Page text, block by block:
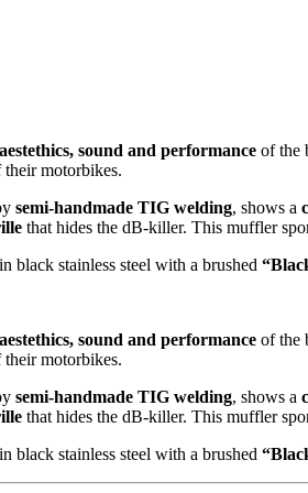
aestethics, sound and performance of the
motorbikes.
semi-handmade TIG welding, shows a
that hides the dB-killer. This muffler
black stainless steel with a brushed
aestethics, sound and performance of the
motorbikes.
semi-handmade TIG welding, shows a
that hides the dB-killer. This muffler
black stainless steel with a brushed